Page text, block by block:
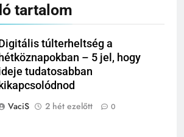
tartalom
túlterheltség a
hétköznapokban – 5 jel, hogy
tudatosabban
kikapcsolódnod
VaciS
2 hét ezelőtt 0